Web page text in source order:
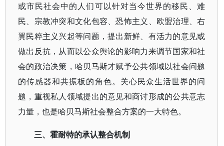
或市民社会中的人们可以针对当今世界的移民、难
民、宗教冲突和文化包容、恐怖主义、欧盟治理、右
翼民粹主义兴起等问题，提出新鲜、有活力的意见或
做出反抗，从而以公众舆论的影响力来调节国家和社
会的政治决策，哈贝马斯才赋予公共领域以社会问题
的传感器和共振板的角色。关心民众生活世界的问
题，重视私人领域提出的意见和商讨形成的公共意志
力量，也是哈贝马斯社会整合方案的一大特色。
三、霍耐特的承认整合机制